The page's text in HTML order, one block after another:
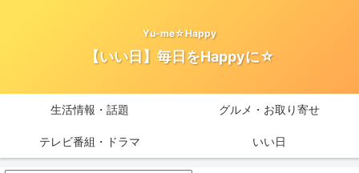
Yu-me☆Happy
【いい日】毎日をHappyに☆
生活情報・話題 グルメ・お取り寄せ
テレビ番組・ドラマ いい日